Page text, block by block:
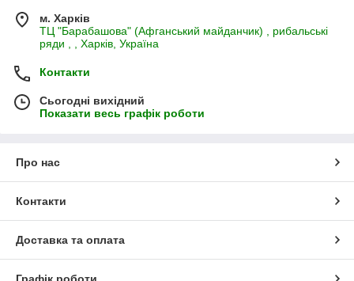
м. Харків
ТЦ "Барабашова" (Афганський майданчик) , рибальські
ряди , , Харків, Україна
Контакти
Сьогодні вихідний
Показати весь графік роботи
Про нас
Контакти
Доставка та оплата